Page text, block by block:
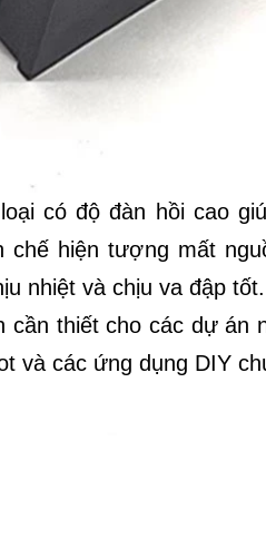
có độ đàn hồi cao
chế hiện tượng mất
nhiệt và chịu va đập tốt.
cần thiết cho các dự án
và các ứng dụng DIY